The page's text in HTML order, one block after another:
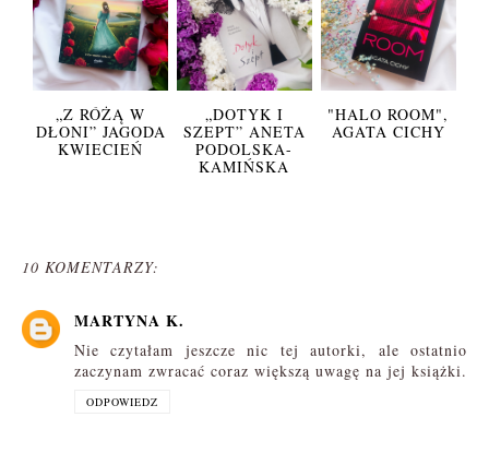
„Z RÓŻĄ W
DŁONI” JAGODA
KWIECIEŃ
„DOTYK I
SZEPT” ANETA
PODOLSKA-
KAMIŃSKA
"HALO ROOM",
AGATA CICHY
10 KOMENTARZY:
MARTYNA K.
Nie czytałam jeszcze nic tej autorki, ale ostatnio
zaczynam zwracać coraz większą uwagę na jej książki.
ODPOWIEDZ